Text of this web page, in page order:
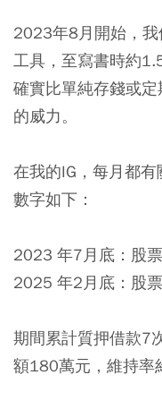
2023年8月開始，
工具，至寫書時約
確實比單純存錢或
的威力。
在我的IG，每月都有
數字如下：
2023 年7月底：股
2025 年2月底：股
期間累計質押借款7
額180萬元，維持率